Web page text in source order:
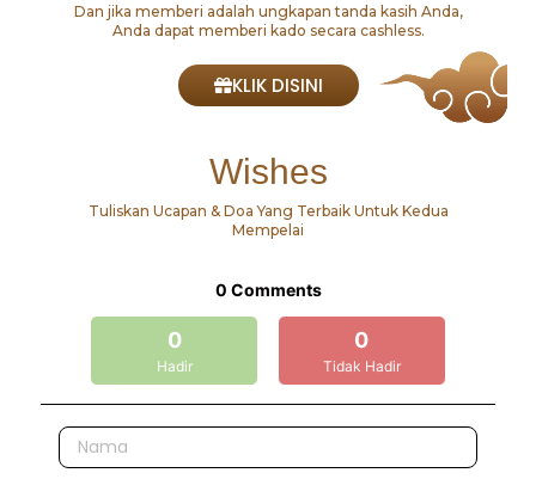
Dan jika memberi adalah ungkapan tanda kasih Anda,
Anda dapat memberi kado secara cashless.
KLIK DISINI
Wishes
Tuliskan Ucapan & Doa Yang Terbaik Untuk Kedua
Mempelai
0 Comments
0
Hadir
0
Tidak Hadir